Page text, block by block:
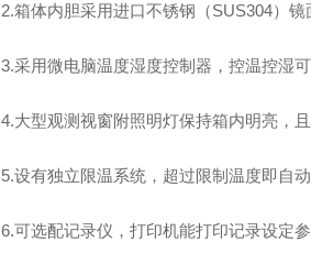
2.箱体内胆采用进口不锈钢（SUS304）
3.采用微电脑温度湿度控制器，控温控湿可
4.大型观测视窗附照明灯保持箱内明亮，
5.设有独立限温系统，超过限制温度即自
6.可选配记录仪，打印机能打印记录设定